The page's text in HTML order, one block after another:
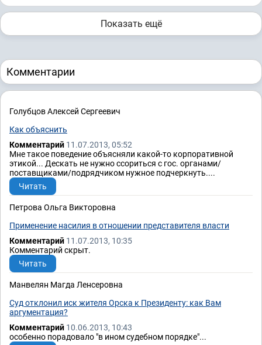
Показать ещё
Комментарии
Голубцов Алексей Сергеевич
Как объяснить
Комментарий 11.07.2013, 05:52
Мне такое поведение объясняли какой-то корпоративной
этикой... Дескать не нужно ссориться с гос. органами/
поставщиками/подрядчиком нужное подчеркнуть....
Читать
Петрова Ольга Викторовна
Применение насилия в отношении представителя власти
Комментарий 11.07.2013, 10:35
Комментарий скрыт.
Читать
Манвелян Магда Ленсеровна
Суд отклонил иск жителя Орска к Президенту: как Вам
аргументация?
Комментарий 10.06.2013, 10:43
особенно порадовало "в ином судебном порядке"...